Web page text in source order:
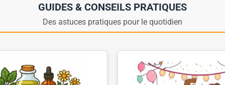
GUIDES & CONSEILS PRATIQUES
Des astuces pratiques pour le quotidien